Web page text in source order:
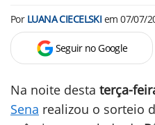
Por LUANA CIECELSKIem07/07/
Seguir no Google
Na noite desta terça-
Sena realizou o sorteio